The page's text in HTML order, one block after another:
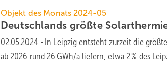
Objekt des Monats 2024-05
Deutschlands größte
02.05.2024 - In Leipzig entsteht zurzeit die
ab 2026 rund 26 GWh/a liefern, etwa 2 % des